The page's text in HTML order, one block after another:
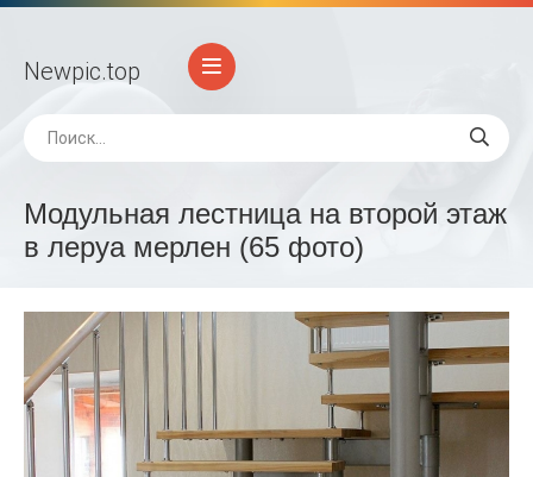
Newpic.top
Модульная лестница на второй этаж
в леруа мерлен (65 фото)